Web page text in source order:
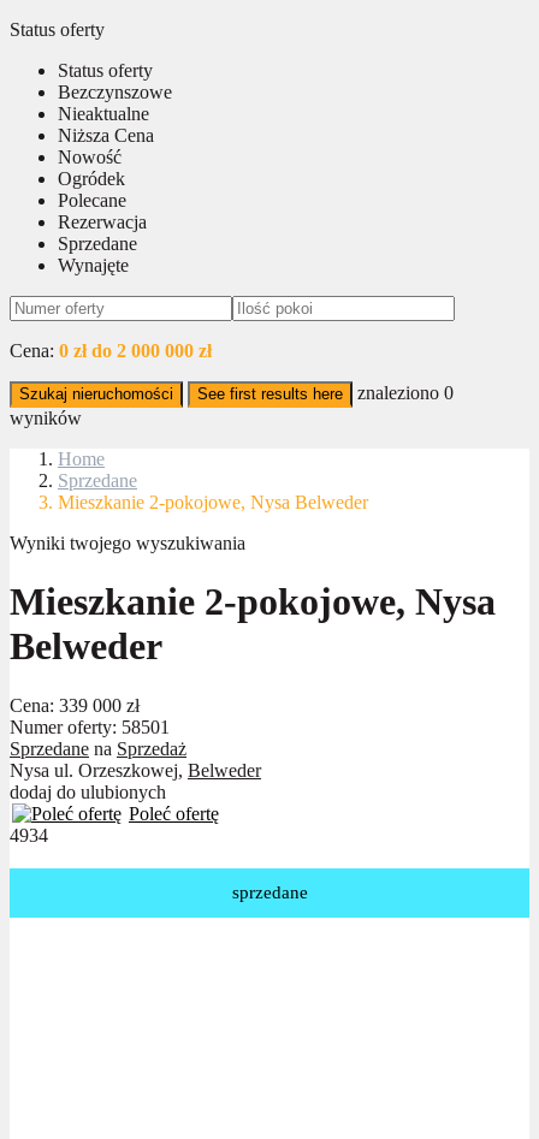
Status oferty
Status oferty
Bezczynszowe
Nieaktualne
Niższa Cena
Nowość
Ogródek
Polecane
Rezerwacja
Sprzedane
Wynajęte
Cena: 0 zł do 2 000 000 zł
Szukaj nieruchomości See first results here znaleziono 0
wyników
Home
Sprzedane
Mieszkanie 2-pokojowe, Nysa Belweder
Wyniki twojego wyszukiwania
Mieszkanie 2-pokojowe, Nysa
Belweder
Cena: 339 000 zł
Numer oferty: 58501
Sprzedane na Sprzedaż
Nysa ul. Orzeszkowej, Belweder
dodaj do ulubionych
Poleć ofertę
4934
sprzedane